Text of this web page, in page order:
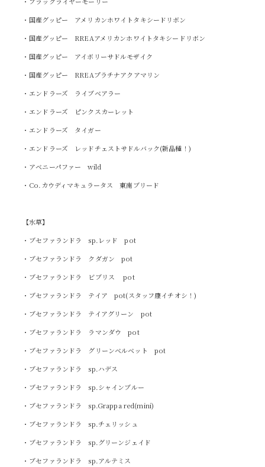
・国産グッピー アメリカンホワイトタキシードリボン
・国産グッピー RREAアメリカンホワイトタキシードリボン
・国産グッピー アイボリーサドルモザイク
・国産グッピー RREAプラチナアクアマリン
・エンドラーズ ライブベアラー
・エンドラーズ ピンクスカーレット
・エンドラーズ タイガー
・エンドラーズ レッドチェストサドルバック(新品種！)
・アベニーパファー wild
・Co.カウディマキュラータス 東南ブリード
【水草】
・ブセファランドラ sp.レッド pot
・ブセファランドラ クダガン pot
・ブセファランドラ ビブリス pot
・ブセファランドラ テイア pot(スタッフ康イチオシ！)
・ブセファランドラ テイアグリーン pot
・ブセファランドラ ラマンダウ pot
・ブセファランドラ グリーンベルベット pot
・ブセファランドラ sp.ハデス
・ブセファランドラ sp.シャインブルー
・ブセファランドラ sp.Grappa red(mini)
・ブセファランドラ sp.チェリッシュ
・ブセファランドラ sp.グリーンジェイド
・ブセファランドラ sp.アルテミス